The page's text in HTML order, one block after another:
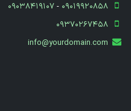
09038419107-09019920858
09370267458
info@yourdomain.com